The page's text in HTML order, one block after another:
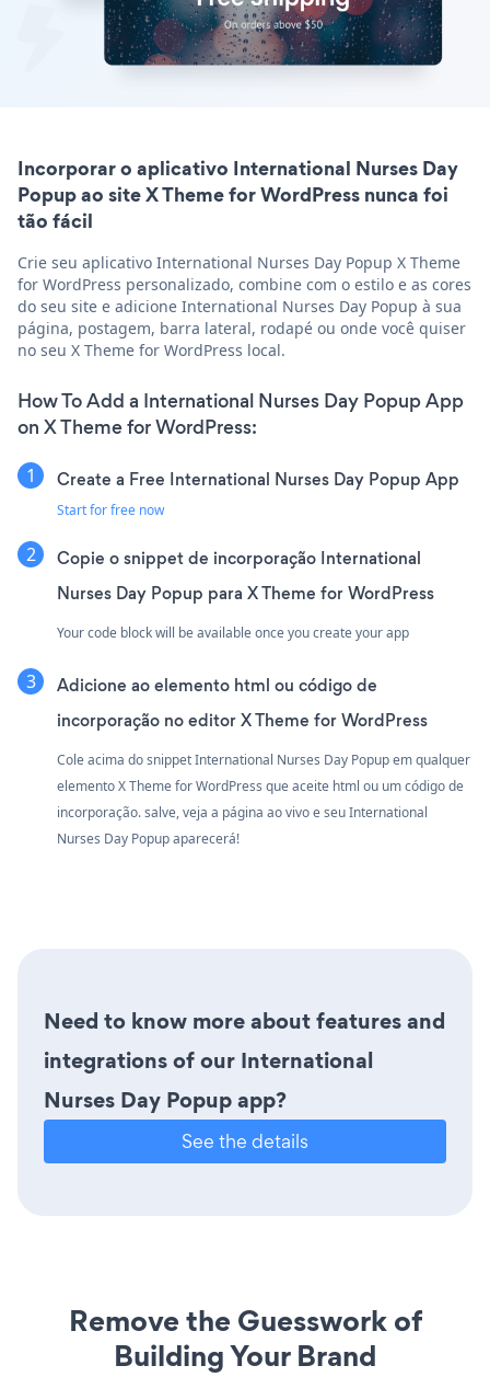
Incorporar o aplicativo International Nurses Day
Popup ao site X Theme for WordPress nunca foi
tão fácil
Crie seu aplicativo International Nurses Day Popup X Theme
for WordPress personalizado, combine com o estilo e as cores
do seu site e adicione International Nurses Day Popup à sua
página, postagem, barra lateral, rodapé ou onde você quiser
no seu X Theme for WordPress local.
How To Add a International Nurses Day Popup App
on X Theme for WordPress:
Create a Free International Nurses Day Popup App
Start for free now
Copie o snippet de incorporação International
Nurses Day Popup para X Theme for WordPress
Your code block will be available once you create your app
Adicione ao elemento html ou código de
incorporação no editor X Theme for WordPress
Cole acima do snippet International Nurses Day Popup em qualquer
elemento X Theme for WordPress que aceite html ou um código de
incorporação. salve, veja a página ao vivo e seu International
Nurses Day Popup aparecerá!
Need to know more about features and
integrations of our International
Nurses Day Popup app?
See the details
Remove the Guesswork of
Building Your Brand